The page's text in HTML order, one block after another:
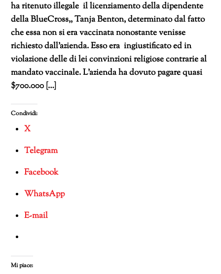
ha ritenuto illegale il licenziamento della dipendente
della BlueCross,, Tanja Benton, determinato dal fatto
che essa non si era vaccinata nonostante venisse
richiesto dall’azienda. Esso era ingiustificato ed in
violazione delle di lei convinzioni religiose contrarie al
mandato vaccinale. L’azienda ha dovuto pagare quasi
$700.000 […]
Condividi:
X
Telegram
Facebook
WhatsApp
E-mail
Mi piace: